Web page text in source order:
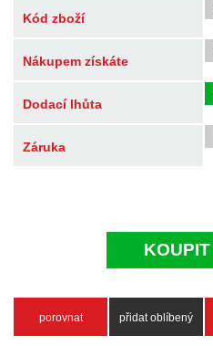
Kód zboží
Nákupem získáte
Dodací lhůta
Záruka
KOUPIT
porovnat přidat oblíbený